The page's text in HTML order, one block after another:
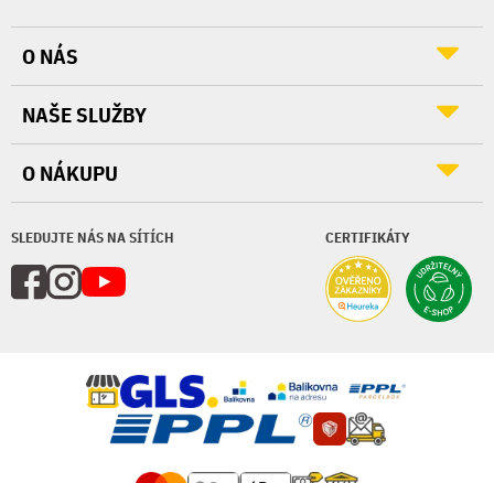
SLEDUJTE NÁS NA SÍTÍCH CERTIFIKÁTY
O NÁS
NAŠE SLUŽBY
O NÁKUPU